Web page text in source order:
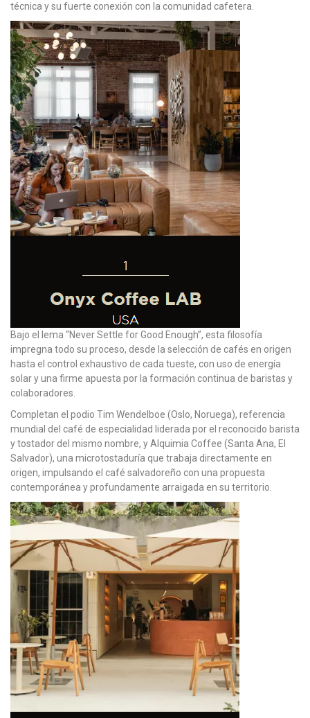
técnica y su fuerte conexión con la comunidad cafetera.
Bajo el lema “Never Settle for Good Enough”, esta filosofía
impregna todo su proceso, desde la selección de cafés en origen
hasta el control exhaustivo de cada tueste, con uso de energía
solar y una firme apuesta por la formación continua de baristas y
colaboradores.
Completan el podio Tim Wendelboe (Oslo, Noruega), referencia
mundial del café de especialidad liderada por el reconocido barista
y tostador del mismo nombre, y Alquimia Coffee (Santa Ana, El
Salvador), una microtostaduría que trabaja directamente en
origen, impulsando el café salvadoreño con una propuesta
contemporánea y profundamente arraigada en su territorio.